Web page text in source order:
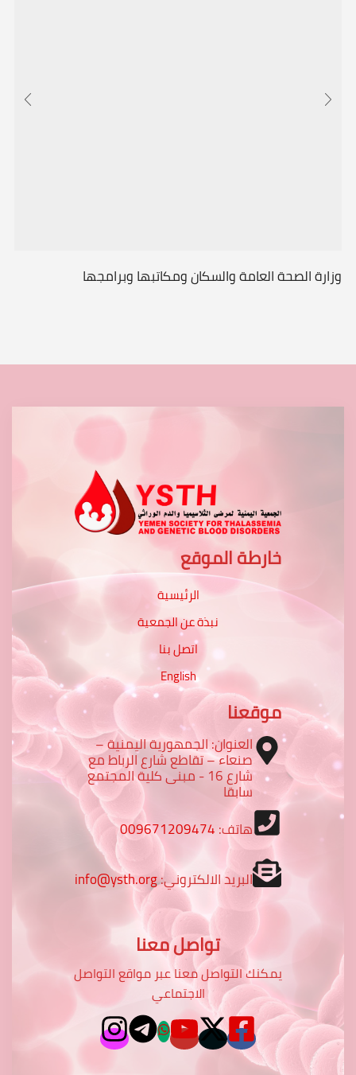
وزارة الصحة العامة والسكان ومكاتبها وبرامجها
خارطة الموقع
الرئيسية
نبذة عن الجمعية
اتصل بنا
English
موقعنا
العنوان: الجمهورية اليمنية –
صنعاء – تقاطع شارع الرباط مع
شارع 16 - مبنى كلية المجتمع
سابقا
هاتف:009671209474
البريد الالكتروني:info@ysth.org
تواصل معنا
يمكنك التواصل معنا عبر مواقع التواصل
الاجتماعي